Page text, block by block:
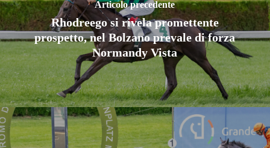
Articolo precedente
Rhodreego si rivela promettente
prospetto, nel Bolzano prevale di forza
Normandy Vista